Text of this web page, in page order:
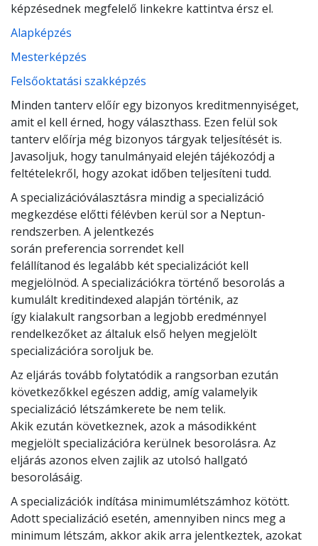
képzésednek megfelelő linkekre kattintva érsz el.
Alapképzés
Mesterképzés
Felsőoktatási szakképzés
Minden tanterv előír egy bizonyos kreditmennyiséget,
amit el kell érned, hogy választhass. Ezen felül sok
tanterv előírja még bizonyos tárgyak teljesítését is.
Javasoljuk, hogy tanulmányaid elején tájékozódj a
feltételekről, hogy azokat időben teljesíteni tudd.
A specializációválasztásra mindig a specializáció
megkezdése előtti félévben kerül sor a Neptun-
rendszerben. A jelentkezés
során preferencia sorrendet kell
felállítanod és legalább két specializációt kell
megjelölnöd. A specializációkra történő besorolás a
kumulált kreditindexed alapján történik, az
így kialakult rangsorban a legjobb eredménnyel
rendelkezőket az általuk első helyen megjelölt
specializációra soroljuk be.
Az eljárás tovább folytatódik a rangsorban ezután
következőkkel egészen addig, amíg valamelyik
specializáció létszámkerete be nem telik.
Akik ezután következnek, azok a másodikként
megjelölt specializációra kerülnek besorolásra. Az
eljárás azonos elven zajlik az utolsó hallgató
besorolásáig.
A specializációk indítása minimumlétszámhoz kötött.
Adott specializáció esetén, amennyiben nincs meg a
minimum létszám, akkor akik arra jelentkeztek, azokat